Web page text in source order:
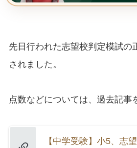
先日行われた志望校判定模試の
されました。
点数などについては、過去記事
【中学受験】小5、志